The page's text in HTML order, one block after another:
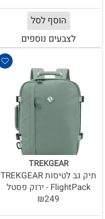
הוסף לסל
לצבעים נוספים
TREKGEAR
תיק גב לטיסות TREKGEAR
FlightPack - ירוק פסטל
₪249